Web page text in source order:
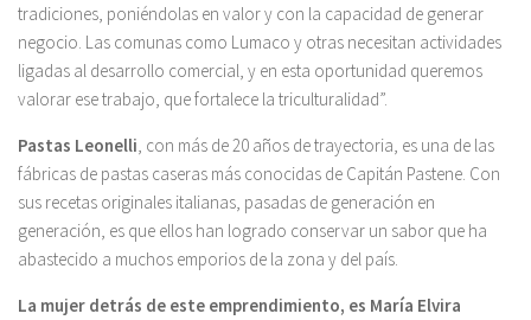
tradiciones, poniéndolas en valor y con la capacidad de generar
negocio. Las comunas como Lumaco y otras necesitan actividades
ligadas al desarrollo comercial, y en esta oportunidad queremos
valorar ese trabajo, que fortalece la triculturalidad”.
Pastas Leonelli , con más de 20 años de trayectoria, es una de las
fábricas de pastas caseras más conocidas de Capitán Pastene. Con
sus recetas originales italianas, pasadas de generación en
generación, es que ellos han logrado conservar un sabor que ha
abastecido a muchos emporios de la zona y del país.
La mujer detrás de este emprendimiento, es María Elvira